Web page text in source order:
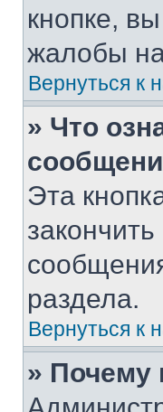
кнопке,
жалобы
Вернуться к
» Что
Эта
раздела.
Вернуться к
» Почему